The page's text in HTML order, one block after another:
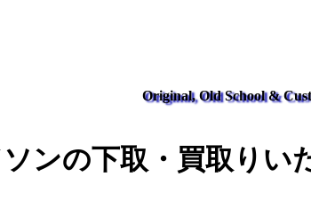
Original, Old School &
ンの下取・買取りい